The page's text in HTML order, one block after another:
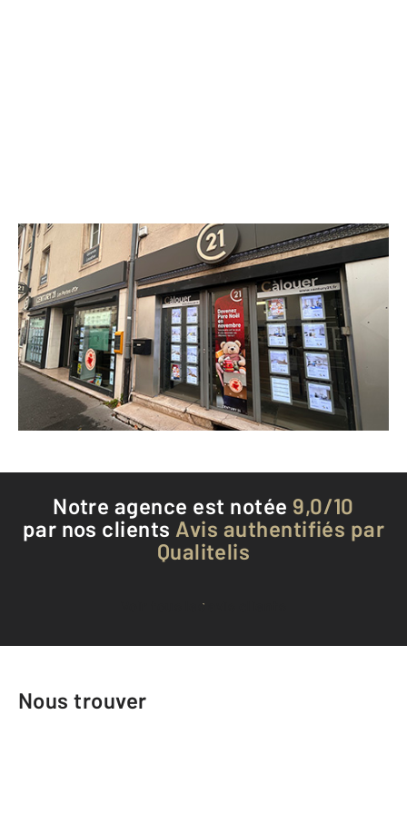
CENTURY 21 Les Portes d'Or
16 avenue Carnot
ST MAX - 54130
Envoyer un message
Téléphoner à l'agence
Notre agence est notée 9,0/10
par nos clients Avis authentifiés par
Qualitelis
Voir tous les avis clients
Nous trouver